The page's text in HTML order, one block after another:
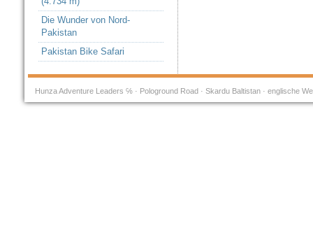
Die Wunder von Nord-
Pakistan
Pakistan Bike Safari
Hunza Adventure Leaders ℅ · Pologround Road · Skardu Baltistan · englische